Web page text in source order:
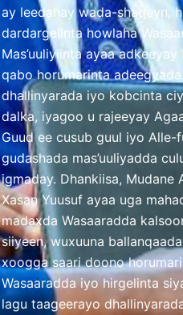
ay leedahay wada-shaqeyn,
dardargelinta howlaha
Mas’uuliyiinta ayaa
qabo horumarinta adeegyada
dhallinyarada iyo kobcinta
dalka, iyagoo u rajeeyay
Guud ee cusub guul iyo Alle-
gudashada mas’uuliyadda
igmaday. Dhankiisa, Mudane
Xasan Yuusuf ayaa uga
madaxda Wasaaradda
siiyeen, wuxuuna
xoogga saari doono
Wasaaradda iyo hirgelinta
lagu taageerayo